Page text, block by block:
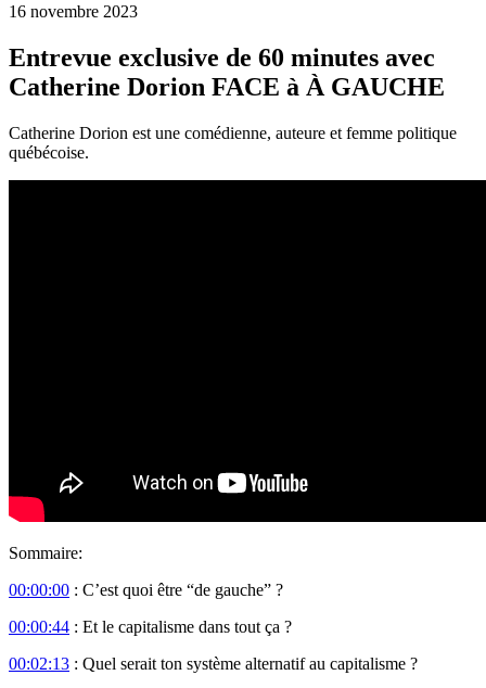
16 novembre 2023
Entrevue exclusive de 60 minutes avec
Catherine Dorion FACE à À GAUCHE
Catherine Dorion est une comédienne, auteure et femme politique
québécoise.
Sommaire:
00:00:00 : C’est quoi être “de gauche” ?
00:00:44 : Et le capitalisme dans tout ça ?
00:02:13 : Quel serait ton système alternatif au capitalisme ?